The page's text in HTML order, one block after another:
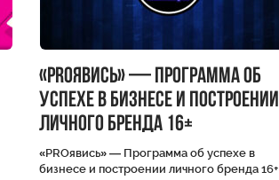
«PROявись» — Программа об
успехе в бизнесе и построении
личного бренда 16+
«PROявись» — Программа об успехе в
бизнесе и построении личного бренда 16+